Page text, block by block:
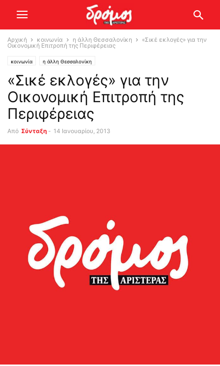
Αρχική κοινωνία η άλλη Θεσσαλονίκη
«Σικέ εκλογές» για την
Οικονομική Επιτροπή της Περιφέρειας
κοινωνία η άλλη Θεσσαλονίκη
«Σικέ εκλογές» για την
Οικονομική Επιτροπή της
Περιφέρειας
Από Σύνταξη - 14 Ιανουαρίου, 2013